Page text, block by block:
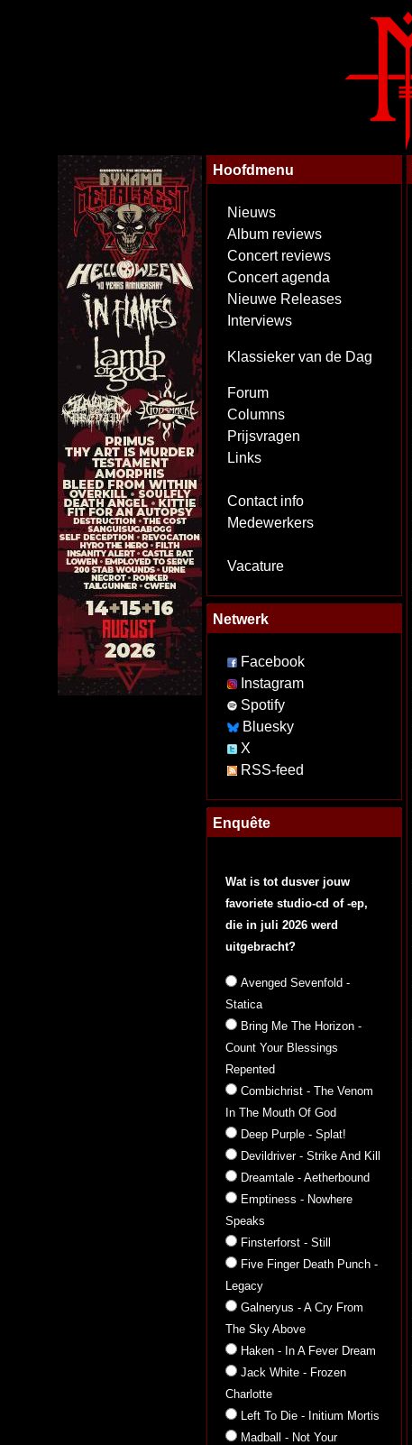
Hoofdmenu
Nieuws
Album reviews
Concert reviews
Concert agenda
Nieuwe Releases
Interviews
Klassieker van de Dag
Forum
Columns
Prijsvragen
Links
Contact info
Medewerkers
Vacature
Netwerk
Facebook
Instagram
Spotify
Bluesky
X
RSS-feed
Enquête
Wat is tot dusver jouw
favoriete studio-cd of -ep,
die in juli 2026 werd
uitgebracht?
Avenged Sevenfold -
Statica
Bring Me The Horizon -
Count Your Blessings
Repented
Combichrist - The Venom
In The Mouth Of God
Deep Purple - Splat!
Devildriver - Strike And Kill
Dreamtale - Aetherbound
Emptiness - Nowhere
Speaks
Finsterforst - Still
Five Finger Death Punch -
Legacy
Galneryus - A Cry From
The Sky Above
Haken - In A Fever Dream
Jack White - Frozen
Charlotte
Left To Die - Initium Mortis
Madball - Not Your